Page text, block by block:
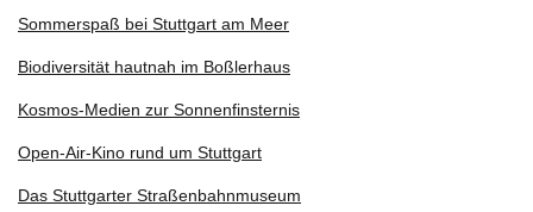
Sommerspaß bei Stuttgart am Meer
Biodiversität hautnah im Boßlerhaus
Kosmos-Medien zur Sonnenfinsternis
Open-Air-Kino rund um Stuttgart
Das Stuttgarter Straßenbahnmuseum